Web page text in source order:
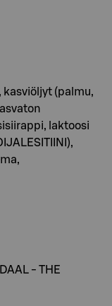
kasviöljyt (palmu,
laktoosi
- THE